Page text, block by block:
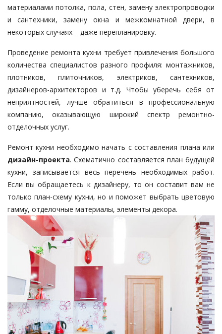
материалами потолка, пола, стен, замену электропроводки
и сантехники, замену окна и межкомнатной двери, в
некоторых случаях – даже перепланировку.
Проведение ремонта кухни требует привлечения большого
количества специалистов разного профиля: монтажников,
плотников, плиточников, электриков, сантехников,
дизайнеров-архитекторов и т.д. Чтобы уберечь себя от
неприятностей, лучше обратиться в профессиональную
компанию, оказывающую широкий спектр ремонтно-
отделочных услуг.
Ремонт кухни необходимо начать с составления плана или
дизайн-проекта. Схематично составляется план будущей
кухни, записывается весь перечень необходимых работ.
Если вы обращаетесь к дизайнеру, то он составит вам не
только план-схему кухни, но и поможет выбрать цветовую
гамму, отделочные материалы, элементы декора.